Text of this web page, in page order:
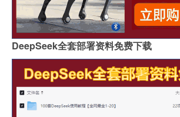
DeepSeek全套部署资料免费下载